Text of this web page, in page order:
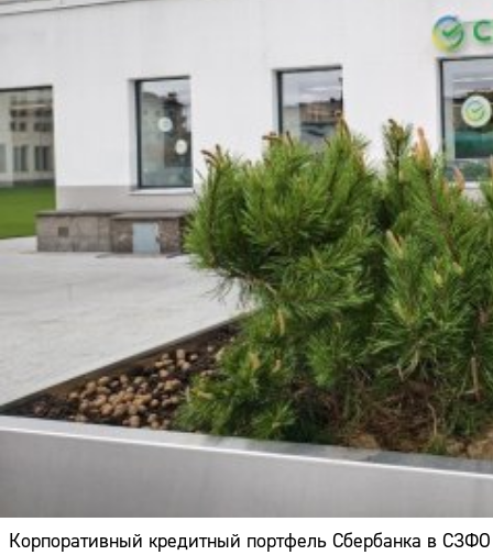
Корпоративный кредитный портфель Сбербанка в СЗФО